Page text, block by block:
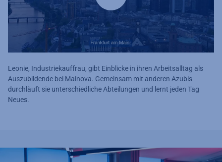
Leonie, Industriekauffrau, gibt Einblicke in ihren Arbeitsalltag als
Auszubildende bei Mainova. Gemeinsam mit anderen Azubis
durchläuft sie unterschiedliche Abteilungen und lernt jeden Tag
Neues.